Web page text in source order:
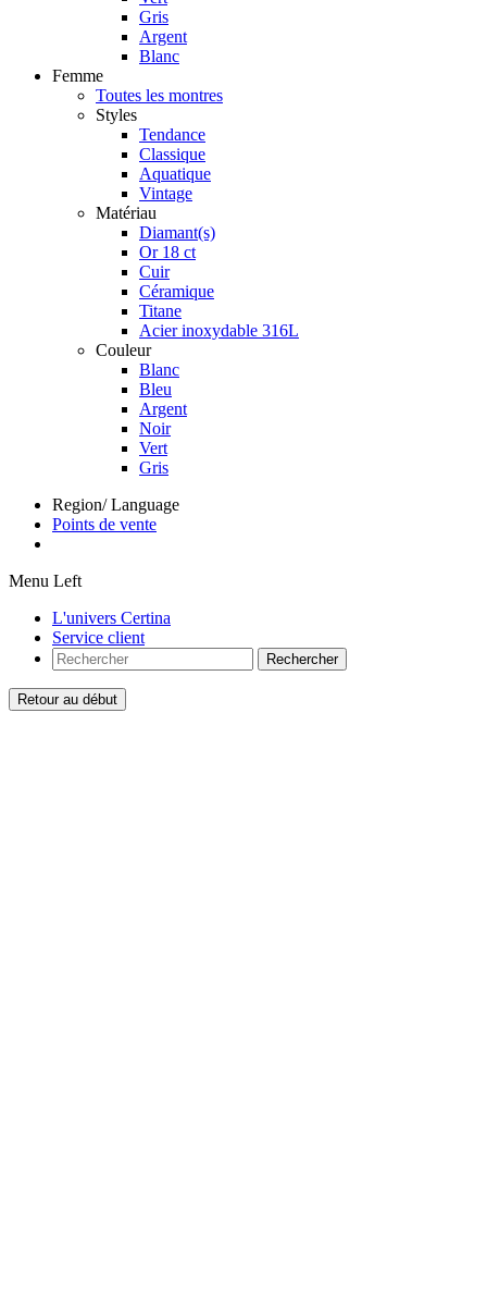
Gris
Argent
Blanc
Femme
Toutes les montres
Styles
Tendance
Classique
Aquatique
Vintage
Matériau
Diamant(s)
Or 18 ct
Cuir
Céramique
Titane
Acier inoxydable 316L
Couleur
Blanc
Bleu
Argent
Noir
Vert
Gris
Region/ Language
Points de vente
Menu Left
L'univers Certina
Service client
Rechercher
Retour au début